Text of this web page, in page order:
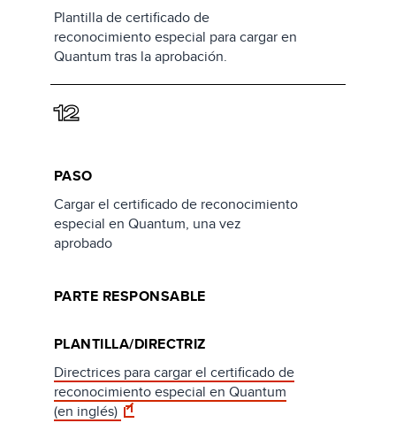
Plantilla de certificado de
reconocimiento especial para cargar en
Quantum tras la aprobación.
12
PASO
Cargar el certificado de reconocimiento
especial en Quantum, una vez
aprobado
PARTE RESPONSABLE
PLANTILLA/DIRECTRIZ
Directrices para cargar el certificado de
reconocimiento especial en Quantum
(en inglés)